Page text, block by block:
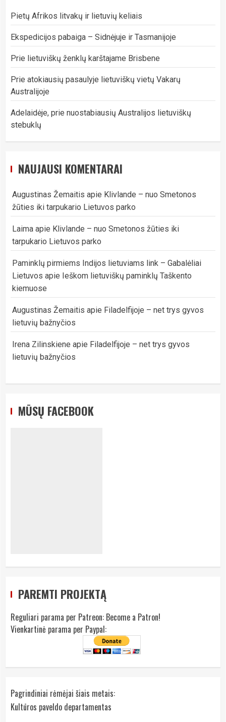
Pietų Afrikos litvakų ir lietuvių keliais
Ekspedicijos pabaiga – Sidnėjuje ir Tasmanijoje
Prie lietuviškų ženklų karštajame Brisbene
Prie atokiausių pasaulyje lietuviškų vietų Vakarų
Australijoje
Adelaidėje, prie nuostabiausių Australijos lietuviškų
stebuklų
NAUJAUSI KOMENTARAI
Augustinas Žemaitis apie Klivlande – nuo Smetonos
žūties iki tarpukario Lietuvos parko
Laima apie Klivlande – nuo Smetonos žūties iki
tarpukario Lietuvos parko
Paminklų pirmiems Indijos lietuviams link – Gabalėliai
Lietuvos apie Ieškom lietuviškų paminklų Taškento
kiemuose
Augustinas Žemaitis apie Filadelfijoje – net trys gyvos
lietuvių bažnyčios
Irena Zilinskiene apie Filadelfijoje – net trys gyvos
lietuvių bažnyčios
MŪSŲ FACEBOOK
PAREMTI PROJEKTĄ
Reguliari parama per Patreon: Become a Patron!
Vienkartinė parama per Paypal:
Pagrindiniai rėmėjai šiais metais:
Kultūros paveldo departamentas